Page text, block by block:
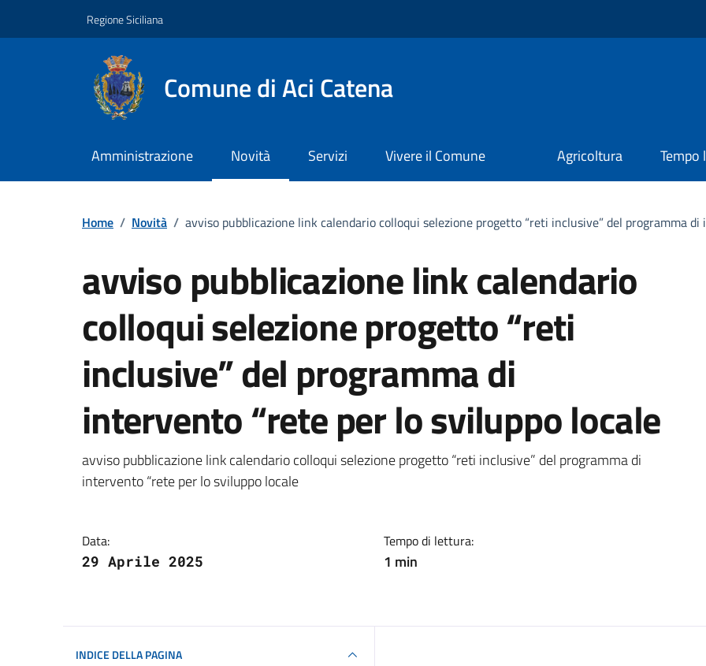
Regione Siciliana
Comune di Aci Catena
Amministrazione Novità Servizi Vivere il Comune Agricoltura Tempo
Home / Novità / avviso pubblicazione link calendario colloqui selezione progetto “reti inclusive” del programma
avviso pubblicazione link calendario
colloqui selezione progetto “reti
inclusive” del programma di
intervento “rete per lo sviluppo locale
Dettagli della notizia
avviso pubblicazione link calendario colloqui selezione progetto “reti inclusive” del programma di
intervento “rete per lo sviluppo locale
Data:
29 Aprile 2025
Tempo di lettura:
1 min
INDICE DELLA PAGINA